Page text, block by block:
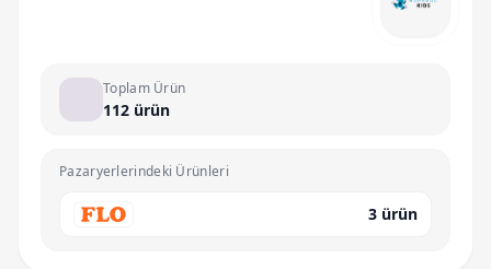
Toplam Ürün
112 ürün
Pazaryerlerindeki Ürünleri
3 ürün